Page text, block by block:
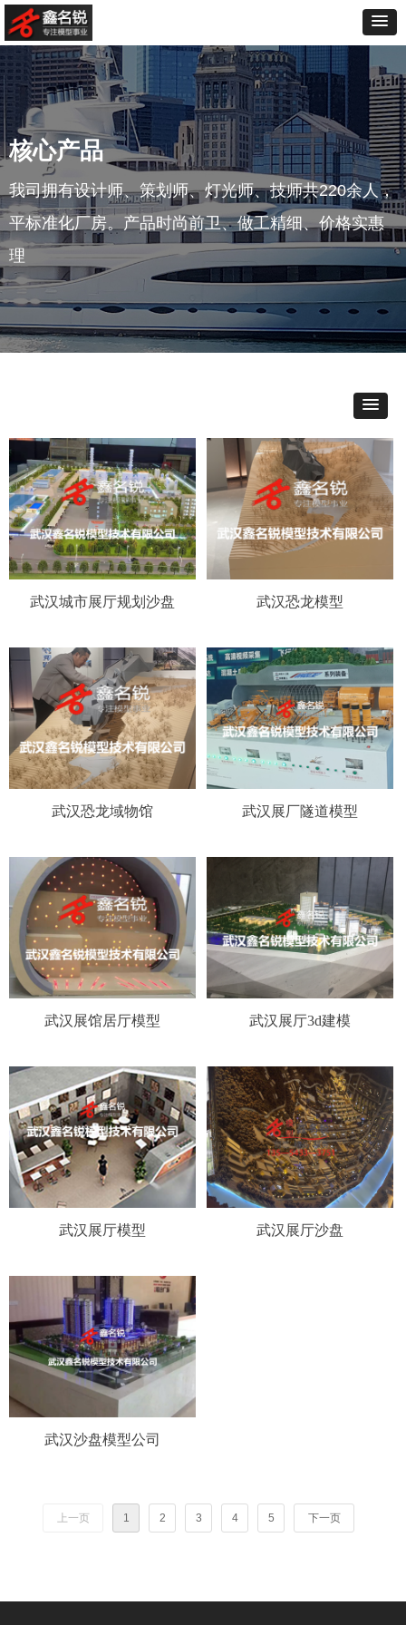
核心产品
我司拥有设计师、策划师、灯光师、技师共220余人，
平标准化厂房。产品时尚前卫、做工精细、价格实惠
理
武汉城市展厅规划沙盘 武汉恐龙模型
武汉恐龙域物馆 武汉展厂隧道模型
武汉展馆居厅模型 武汉展厅3d建模
武汉展厅模型 武汉展厅沙盘
武汉沙盘模型公司
上一页 1 2 3 4 5 下一页